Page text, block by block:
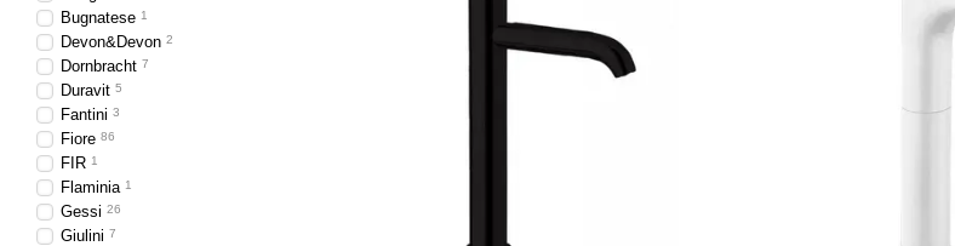
Bugnatese 1
Devon&Devon 2
Dornbracht 7
Duravit 5
Fantini 3
Fiore 86
FIR 1
Flaminia 1
Gessi 26
Giulini 7